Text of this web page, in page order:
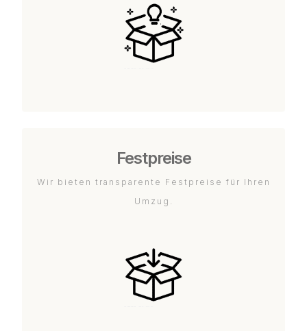
Festpreise
Wir bieten transparente Festpreise für Ihren
Umzug.